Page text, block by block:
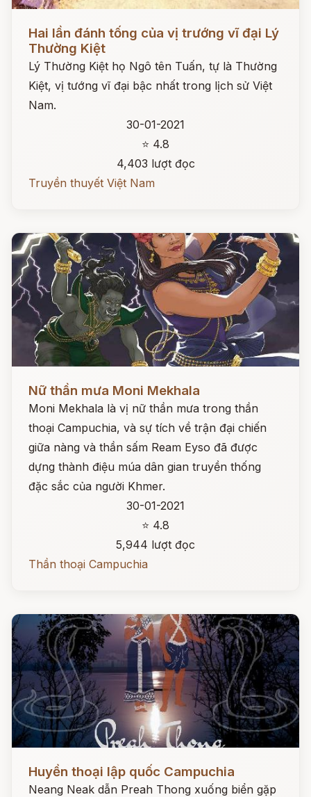
Đọc ngay
Hai lần đánh tống của vị trướng vĩ đại Lý
Thường Kiệt
Lý Thường Kiệt họ Ngô tên Tuấn, tự là Thường
Kiệt, vị tướng vĩ đại bậc nhất trong lịch sử Việt
Nam.
30-01-2021
⭐ 4.8
4,403 lượt đọc
Truyền thuyết Việt Nam
Nữ thần mưa Moni Mekhala
Moni Mekhala là vị nữ thần mưa trong thần
thoại Campuchia, và sự tích về trận đại chiến
giữa nàng và thần sấm Ream Eyso đã được
dựng thành điệu múa dân gian truyền thống
đặc sắc của người Khmer.
30-01-2021
⭐ 4.8
5,944 lượt đọc
Thần thoại Campuchia
Đọc ngay
Huyền thoại lập quốc Campuchia
Neang Neak dẫn Preah Thong xuống biển gặp